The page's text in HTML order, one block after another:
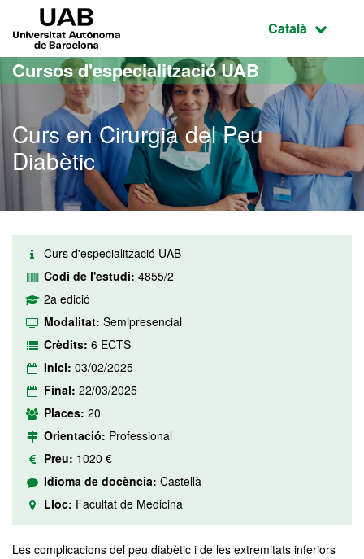
Ves al contingut principal
Ves a la navegació de la pàgina
Idioma
Català
Cursos d'especialització UAB
Curs en Cirurgia del Peu
Diabètic
Curs d'especialització UAB
Codi de l'estudi: 4855/2
2a edició
Modalitat: Semipresencial
Crèdits: 6 ECTS
Inici: 03/02/2025
Final: 22/03/2025
Places: 20
Orientació: Professional
Preu: 1020 €
Idioma de docència: Castellà
Lloc: Facultat de Medicina
Les complicacions del peu diabètic i de les extremitats inferiors